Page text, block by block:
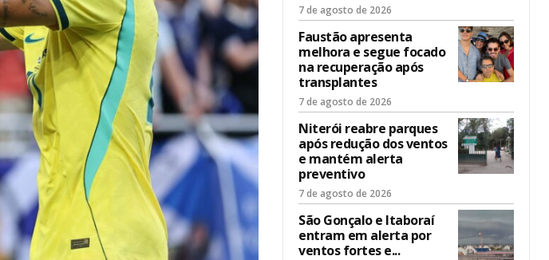
7 de agosto de 2026
Faustão apresenta
melhora e segue focado
na recuperação após
transplantes
7 de agosto de 2026
Niterói reabre parques
após redução dos ventos
e mantém alerta
preventivo
7 de agosto de 2026
São Gonçalo e Itaboraí
entram em alerta por
ventos fortes e...